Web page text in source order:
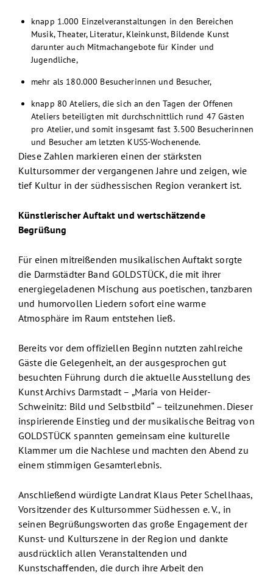
knapp 1.000 Einzelveranstaltungen in den Bereichen
Musik, Theater, Literatur, Kleinkunst, Bildende Kunst
darunter auch Mitmachangebote für Kinder und
Jugendliche,
mehr als 180.000 Besucherinnen und Besucher,
knapp 80 Ateliers, die sich an den Tagen der Offenen
Ateliers beteiligten mit durchschnittlich rund 47 Gästen
pro Atelier, und somit insgesamt fast 3.500 Besucherinnen
und Besucher am letzten KUSS-Wochenende.
Diese Zahlen markieren einen der stärksten
Kultursommer der vergangenen Jahre und zeigen, wie
tief Kultur in der südhessischen Region verankert ist.
Künstlerischer Auftakt und wertschätzende
Begrüßung
Für einen mitreißenden musikalischen Auftakt sorgte
die Darmstädter Band GOLDSTÜCK, die mit ihrer
energiegeladenen Mischung aus poetischen, tanzbaren
und humorvollen Liedern sofort eine warme
Atmosphäre im Raum entstehen ließ.
Bereits vor dem offiziellen Beginn nutzten zahlreiche
Gäste die Gelegenheit, an der ausgesprochen gut
besuchten Führung durch die aktuelle Ausstellung des
Kunst Archivs Darmstadt – „Maria von Heider-
Schweinitz: Bild und Selbstbild“ – teilzunehmen. Dieser
inspirierende Einstieg und der musikalische Beitrag von
GOLDSTÜCK spannten gemeinsam eine kulturelle
Klammer um die Nachlese und machten den Abend zu
einem stimmigen Gesamterlebnis.
Anschließend würdigte Landrat Klaus Peter Schellhaas,
Vorsitzender des Kultursommer Südhessen e. V., in
seinen Begrüßungsworten das große Engagement der
Kunst- und Kulturszene in der Region und dankte
ausdrücklich allen Veranstaltenden und
Kunstschaffenden, die durch ihre Arbeit den